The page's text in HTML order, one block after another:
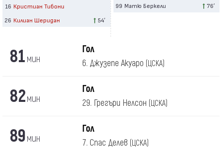
16 Кристиан Тибони
26 Килиан Шеридан 54′
99 Матю Беркели 76′
81 мин
Гол
6. Джузепе Акуаро (ЦСКА)
82мин
Гол
29. Грегъри Нелсон (ЦСКА)
89мин
Гол
7. Спас Делев (ЦСКА)